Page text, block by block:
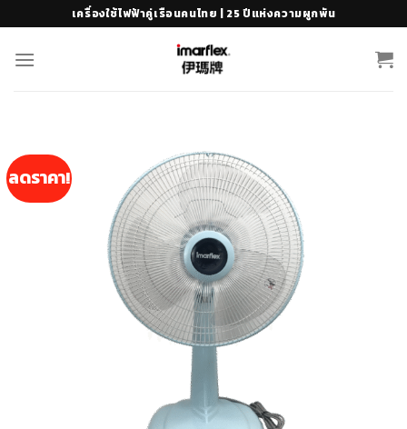
to
content
เครื่องใช้ไฟฟ้าคู่เรือนคนไทย | 25 ปีแห่งความผูกพัน
ลดราคา!